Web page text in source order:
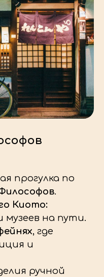
прогулка по
.
Киото:
музеев на пути.
, где
и
ручной